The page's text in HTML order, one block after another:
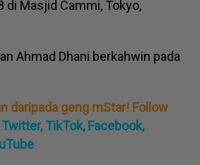
di Masjid Cammi, Tokyo,
Ahmad Dhani berkahwin pada
daripada geng mStar! Follow
Twitter, TikTok, Facebook,